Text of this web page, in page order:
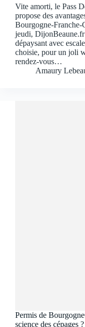
Vite amorti, le Pass
propose des
Bourgogne-Franche-
jeudi,
dépaysant avec
choisie, pour un joli
rendez-vous…
Amaury
Permis de
science des cépages ?